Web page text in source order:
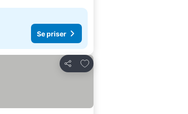
Se priser
Dela
Lägg till i Mina Favoriter